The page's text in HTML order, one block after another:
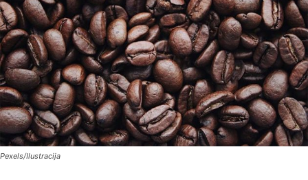
Pexels/Ilustracija